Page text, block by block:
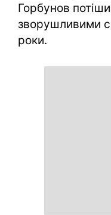
Горбунов
зворушливими
роки.